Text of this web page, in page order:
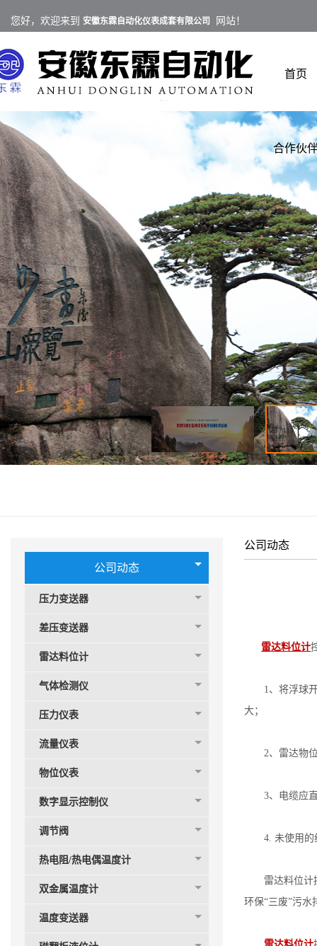
您好，欢迎来到 安徽东霖自动化仪表成套有限公司 网站！
首页
合作伙
公司动态
压力变送器
差压变送器
雷达料位计
气体检测仪
压力仪表
流量仪表
物位仪表
数字显示控制仪
调节阀
热电阻/热电偶温度计
双金属温度计
温度变送器
公司动态
雷达料位计
1、将浮球开
大；
2、雷达物位
3、电缆应直
4. 未使用的
雷达料位计控
环保“三废”污